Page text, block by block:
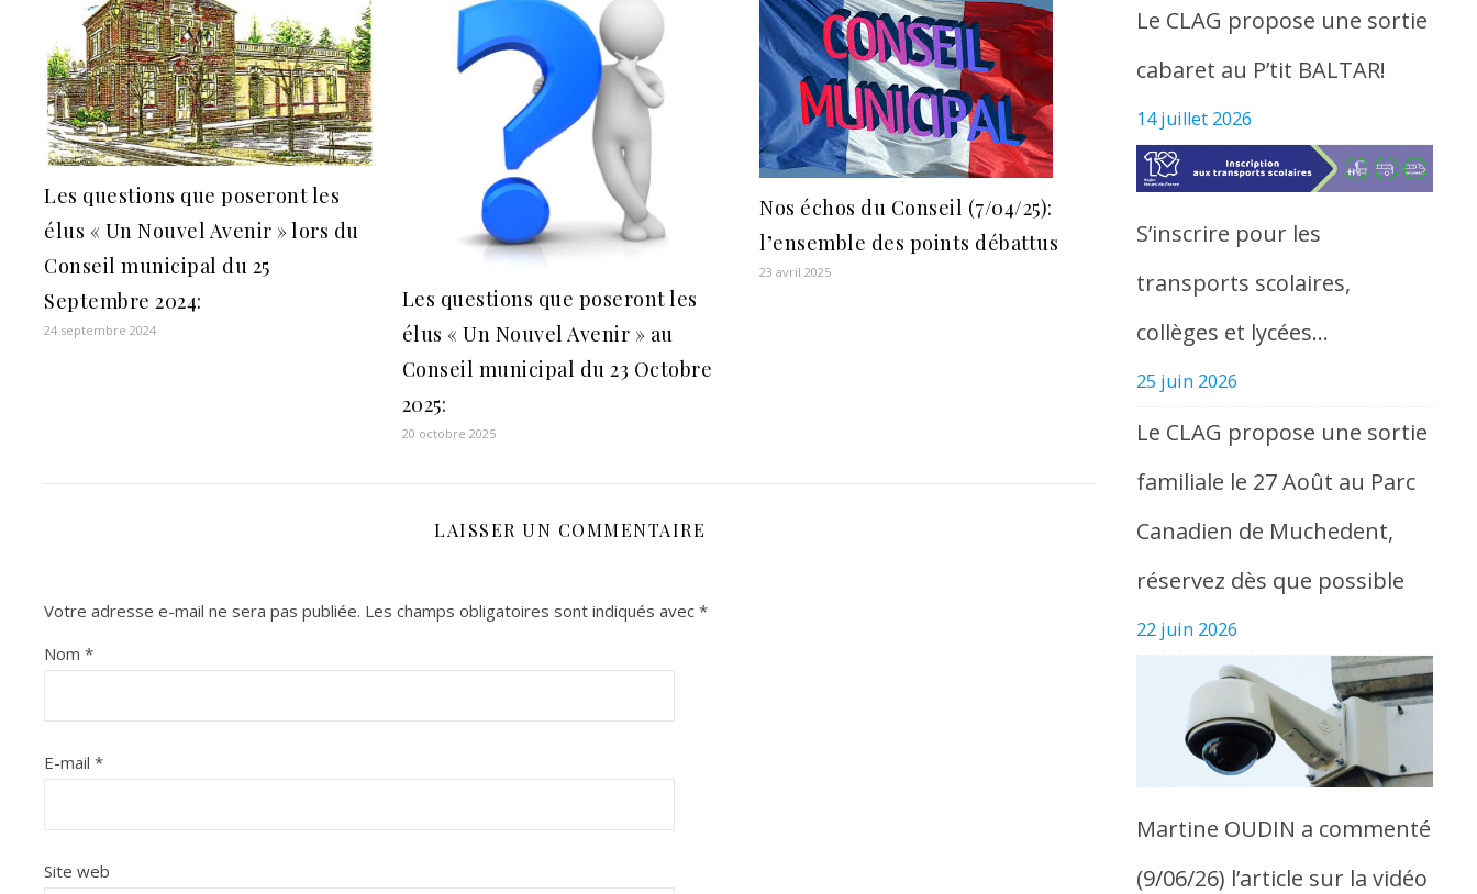
Les questions que poseront les
élus « Un Nouvel Avenir » lors du
Conseil municipal du 25
Septembre 2024:
24 septembre 2024
Les questions que poseront les
élus « Un Nouvel Avenir » au
Conseil municipal du 23 Octobre
2025:
20 octobre 2025
Nos échos du Conseil (7/04/25):
l’ensemble des points débattus
23 avril 2025
LAISSER UN COMMENTAIRE
Votre adresse e-mail ne sera pas publiée. Les champs obligatoires sont indiqués avec *
Nom *
E-mail *
Site web
Le CLAG propose une sortie
cabaret au P’tit BALTAR!
14 juillet 2026
S’inscrire pour les
transports scolaires,
collèges et lycées…
25 juin 2026
Le CLAG propose une sortie
familiale le 27 Août au Parc
Canadien de Muchedent,
réservez dès que possible
22 juin 2026
Martine OUDIN a commenté
(9/06/26) l’article sur la vidéo